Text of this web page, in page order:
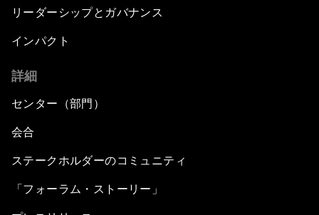
リーダーシップとガバナンス
インパクト
詳細
センター（部門）
会合
ステークホルダーのコミュニティ
「フォーラム・ストーリー」